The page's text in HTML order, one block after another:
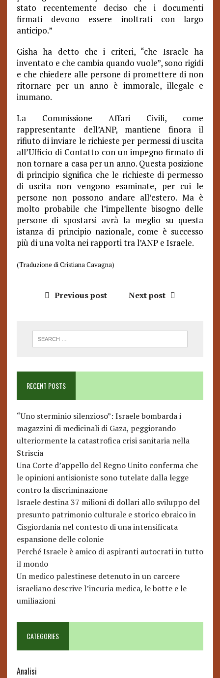
stato recentemente deciso che i documenti
firmati devono essere inoltrati con largo
anticipo.”
Gisha ha detto che i criteri, “che Israele ha
inventato e che cambia quando vuole”, sono rigidi
e che chiedere alle persone di promettere di non
ritornare per un anno è immorale, illegale e
inumano.
La Commissione Affari Civili, come
rappresentante dell’ANP, mantiene finora il
rifiuto di inviare le richieste per permessi di uscita
all’Ufficio di Contatto con un impegno firmato di
non tornare a casa per un anno. Questa posizione
di principio significa che le richieste di permesso
di uscita non vengono esaminate, per cui le
persone non possono andare all’estero. Ma è
molto probabile che l’impellente bisogno delle
persone di spostarsi avrà la meglio su questa
istanza di principio nazionale, come è successo
più di una volta nei rapporti tra l’ANP e Israele.
(Traduzione di Cristiana Cavagna)
Previous post Next post
RECENT POSTS
“Uno sterminio silenzioso”: Israele bombarda i
magazzini di medicinali di Gaza, peggiorando
ulteriormente la catastrofica crisi sanitaria nella
Striscia
Una Corte d’appello del Regno Unito conferma che
le opinioni antisioniste sono tutelate dalla legge
contro la discriminazione
Israele destina 37 milioni di dollari allo sviluppo del
presunto patrimonio culturale e storico ebraico in
Cisgiordania nel contesto di una intensificata
espansione delle colonie
Perché Israele è amico di aspiranti autocrati in tutto
il mondo
Un medico palestinese detenuto in un carcere
israeliano descrive l’incuria medica, le botte e le
umiliazioni
CATEGORIES
Analisi